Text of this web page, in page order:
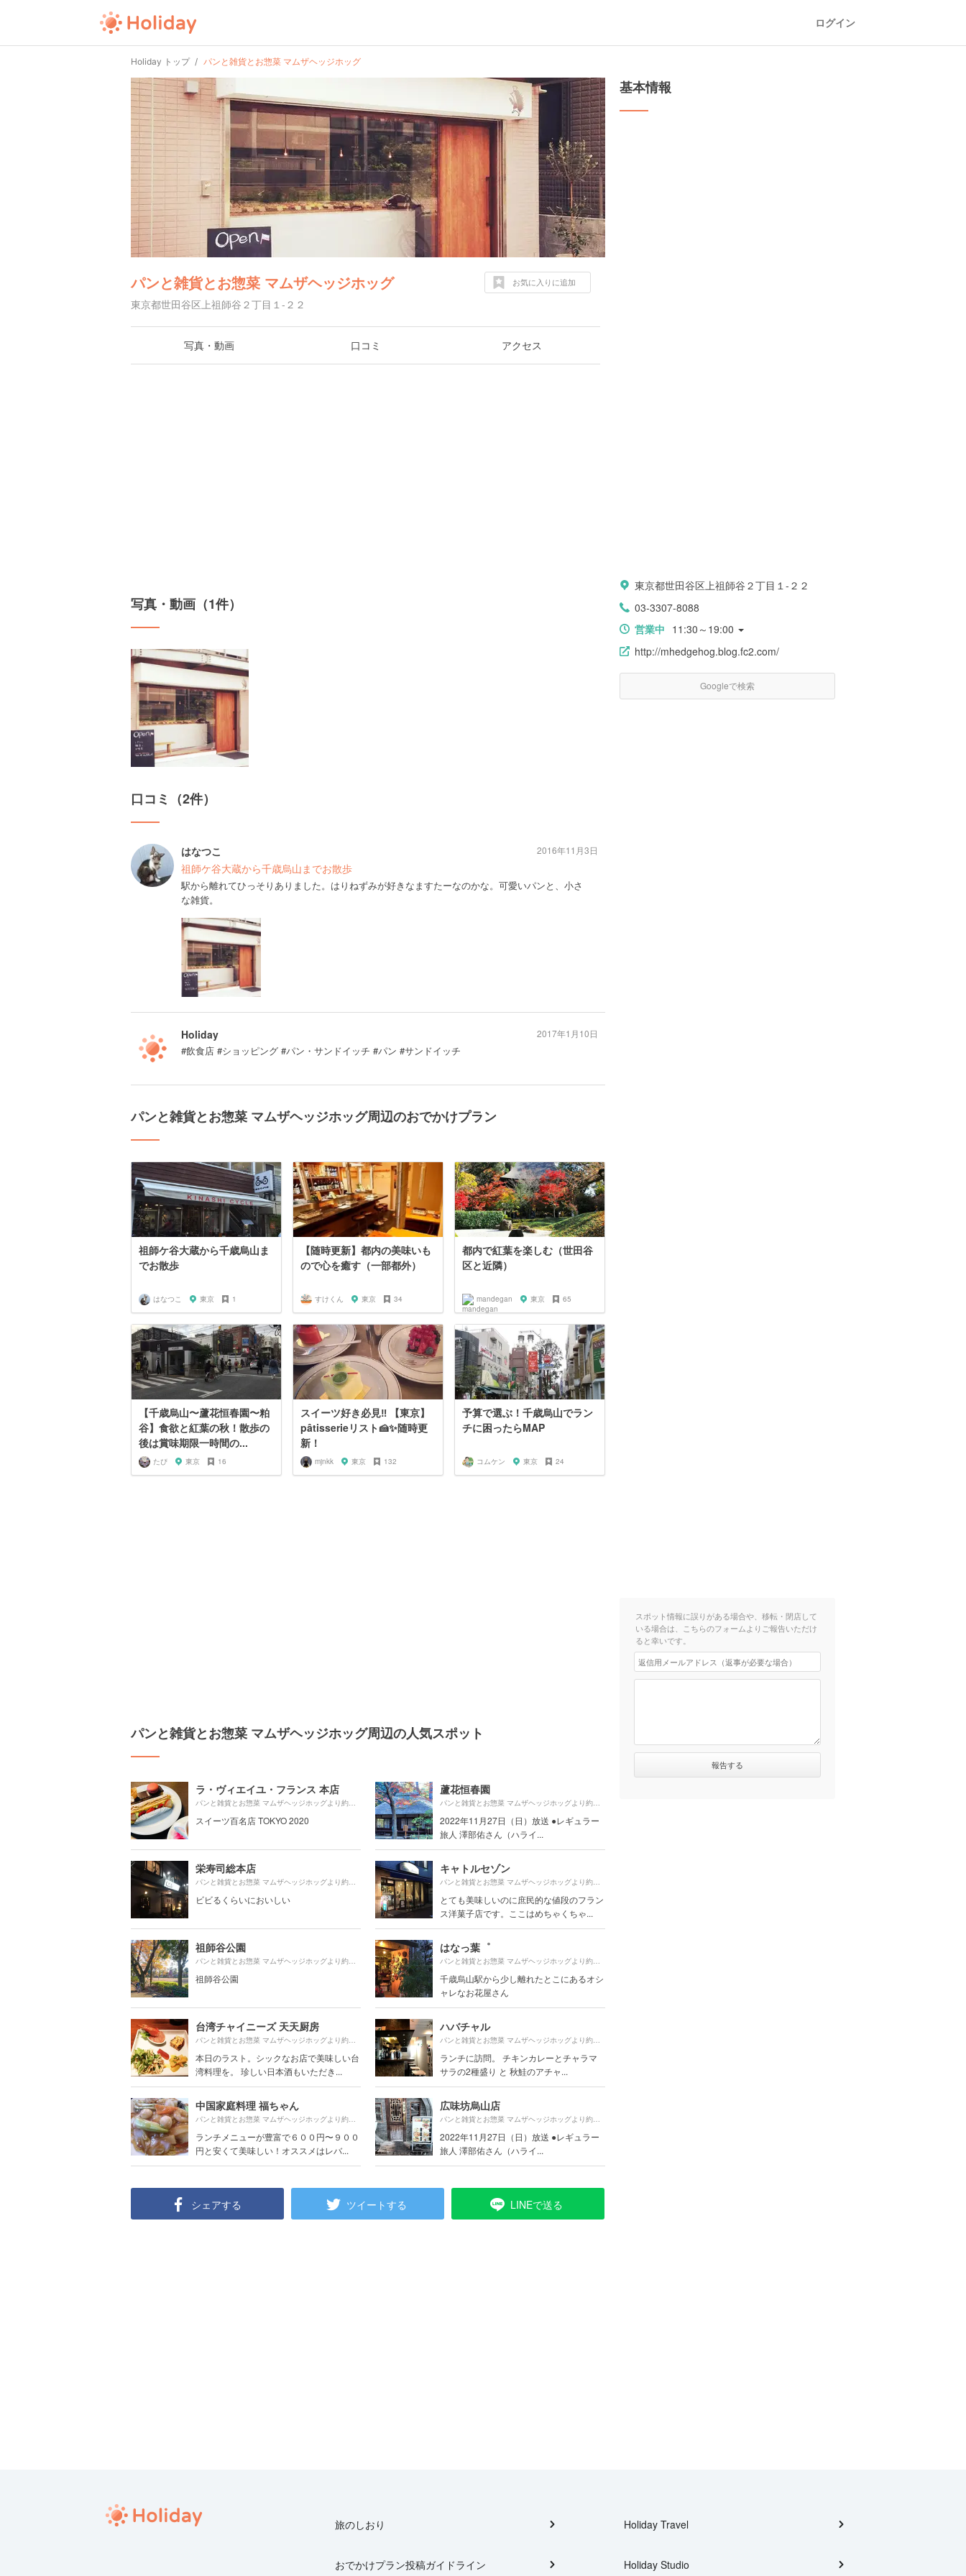
ログイン
Holiday トップ パンと雑貨とお惣菜 マムザヘッジホッグ
パンと雑貨とお惣菜 マムザヘッジホッグ
東京都世田谷区上祖師谷２丁目１-２２
お気に入りに追加
写真・動画 口コミ アクセス
写真・動画（1件）
口コミ（2件）
はなつこ
祖師ケ谷大蔵から千歳烏山までお散歩
駅から離れてひっそりありました。はりねずみが好きなますたーなのかな。可愛いパンと、小さ
な雑貨。
2016年11月3日
Holiday
#飲食店 #ショッピング #パン・サンドイッチ #パン #サンドイッチ
2017年1月10日
パンと雑貨とお惣菜 マムザヘッジホッグ周辺のおでかけプラン
祖師ケ谷大蔵から千歳烏山ま
でお散歩
はなつこ 東京 1
【随時更新】都内の美味いも
ので心を癒す（一部都外）
すけくん 東京 34
都内で紅葉を楽しむ（世田谷
区と近隣）
mandegan 東京 65
【千歳烏山〜蘆花恒春園〜粕
谷】食欲と紅葉の秋！散歩の
後は賞味期限一時間の...
たぴ 東京 16
スイーツ好き必見‼︎ 【東京】
pâtisserieリスト🍰✨随時更
新！
mjnkk 東京 132
予算で選ぶ！千歳烏山でラン
チに困ったらMAP
コムケン 東京 24
パンと雑貨とお惣菜 マムザヘッジホッグ周辺の人気スポット
ラ・ヴィエイユ・フランス 本店
パンと雑貨とお惣菜 マムザヘッジホッグより約520m （徒歩9分）
スイーツ百名店 TOKYO 2020
蘆花恒春園
パンと雑貨とお惣菜 マムザヘッジホッグより約830m
2022年11月27日（日）放送 ●レギュラー
旅人 澤部佑さん（ハライ...
栄寿司総本店
パンと雑貨とお惣菜 マムザヘッジホッグより約50m （徒歩1分）
ビビるくらいにおいしい
キャトルセゾン
パンと雑貨とお惣菜 マムザヘッジホッグより約820m
とても美味しいのに庶民的な値段のフラン
ス洋菓子店です。ここはめちゃくちゃ...
祖師谷公園
パンと雑貨とお惣菜 マムザヘッジホッグより約350m （徒歩6分）
祖師谷公園
はなっ葉゜
パンと雑貨とお惣菜 マムザヘッジホッグより約770m
千歳烏山駅から少し離れたとこにあるオシ
ャレなお花屋さん
台湾チャイニーズ 天天厨房
パンと雑貨とお惣菜 マムザヘッジホッグより約660m （徒歩11分）
本日のラスト。シックなお店で美味しい台
湾料理を。 珍しい日本酒もいただき...
ハバチャル
パンと雑貨とお惣菜 マムザヘッジホッグより約930m
ランチに訪問。 チキンカレーとチャラマ
サラの2種盛り と 秋鮭のアチャ...
中国家庭料理 福ちゃん
パンと雑貨とお惣菜 マムザヘッジホッグより約760m （徒歩13分）
ランチメニューが豊富で６００円〜９００
円と安くて美味しい！オススメはレバ...
広味坊烏山店
パンと雑貨とお惣菜 マムザヘッジホッグより約590m
2022年11月27日（日）放送 ●レギュラー
旅人 澤部佑さん（ハライ...
シェアする ツイートする LINEで送る
基本情報
東京都世田谷区上祖師谷２丁目１-２２
03-3307-8088
営業中 11:30～19:00
http://mhedgehog.blog.fc2.com/
Googleで検索
スポット情報に誤りがある場合や、移転・閉店して
いる場合は、こちらのフォームよりご報告いただけ
ると幸いです。
旅のしおり
おでかけプラン投稿ガイドライン
Holiday Travel
Holiday Studio